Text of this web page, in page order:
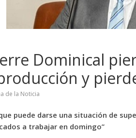
Dominical
y
de la Noticia
puede darse una situación de
a trabajar en domingo”